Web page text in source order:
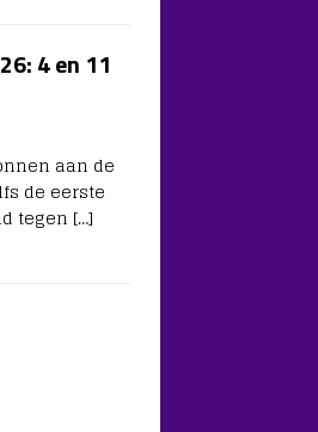
4 en 11
aan de
de eerste
tegen […]